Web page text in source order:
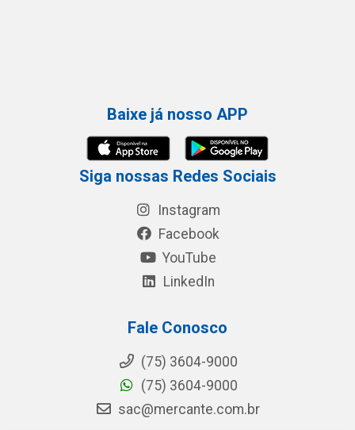
Baixe já nosso APP
Siga nossas Redes Sociais
Instagram
Facebook
YouTube
LinkedIn
Fale Conosco
(75) 3604-9000
(75) 3604-9000
sac@mercante.com.br